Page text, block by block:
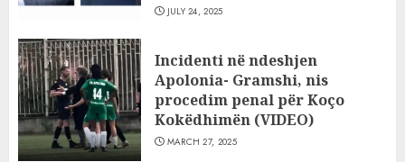
JULY 24, 2025
Incidenti në ndeshjen
Apolonia- Gramshi, nis
procedim penal për Koço
Kokëdhimën (VIDEO)
MARCH 27, 2025